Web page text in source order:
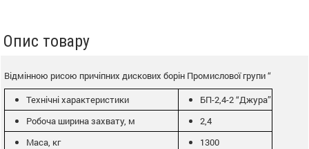
Опис товару
Відмінною рисою причіпних дискових борін Промислової групи “
Технічні характеристики
БП-2,4-2 “Джура”
Робоча ширина захвату, м
2,4
Маса, кг
1300